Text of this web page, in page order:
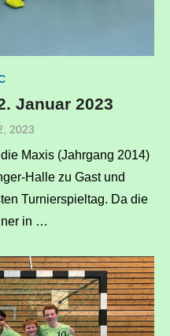
Januar 2023
2023
Maxis (Jahrgang 2014)
Halle zu Gast und
Turnierspieltag. Da die
in …